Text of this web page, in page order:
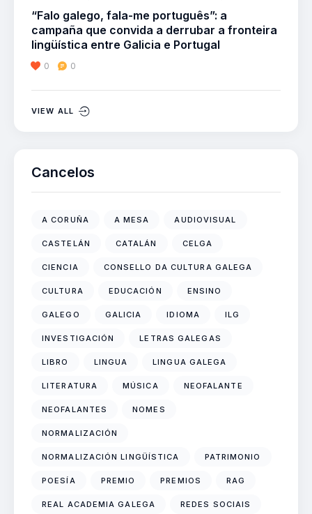
“Falo galego, fala-me português”: a
campaña que convida a derrubar a fronteira
lingüística entre Galicia e Portugal
0 0
VIEW ALL
Cancelos
A CORUÑA A MESA AUDIOVISUAL
CASTELÁN CATALÁN CELGA
CIENCIA CONSELLO DA CULTURA GALEGA
CULTURA EDUCACIÓN ENSINO
GALEGO GALICIA IDIOMA ILG
INVESTIGACIÓN LETRAS GALEGAS
LIBRO LINGUA LINGUA GALEGA
LITERATURA MÚSICA NEOFALANTE
NEOFALANTES NOMES
NORMALIZACIÓN
NORMALIZACIÓN LINGÜÍSTICA PATRIMONIO
POESÍA PREMIO PREMIOS RAG
REAL ACADEMIA GALEGA REDES SOCIAIS